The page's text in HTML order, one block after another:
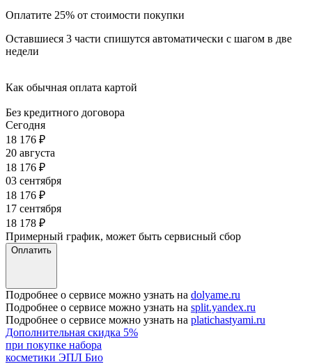
Оплатите 25% от стоимости покупки
Оставшиеся 3 части спишутся автоматически с шагом в две
недели
Как обычная оплата картой
Без кредитного договора
Сегодня
18 176 ₽
20 августа
18 176 ₽
03 сентября
18 176 ₽
17 сентября
18 178 ₽
Примерный график, может быть сервисный сбор
Оплатить
Подробнее о сервисе можно узнать на dolyame.ru
Подробнее о сервисе можно узнать на split.yandex.ru
Подробнее о сервисе можно узнать на platichastyami.ru
Дополнительная скидка 5%
при покупке набора
косметики ЭПЛ Био